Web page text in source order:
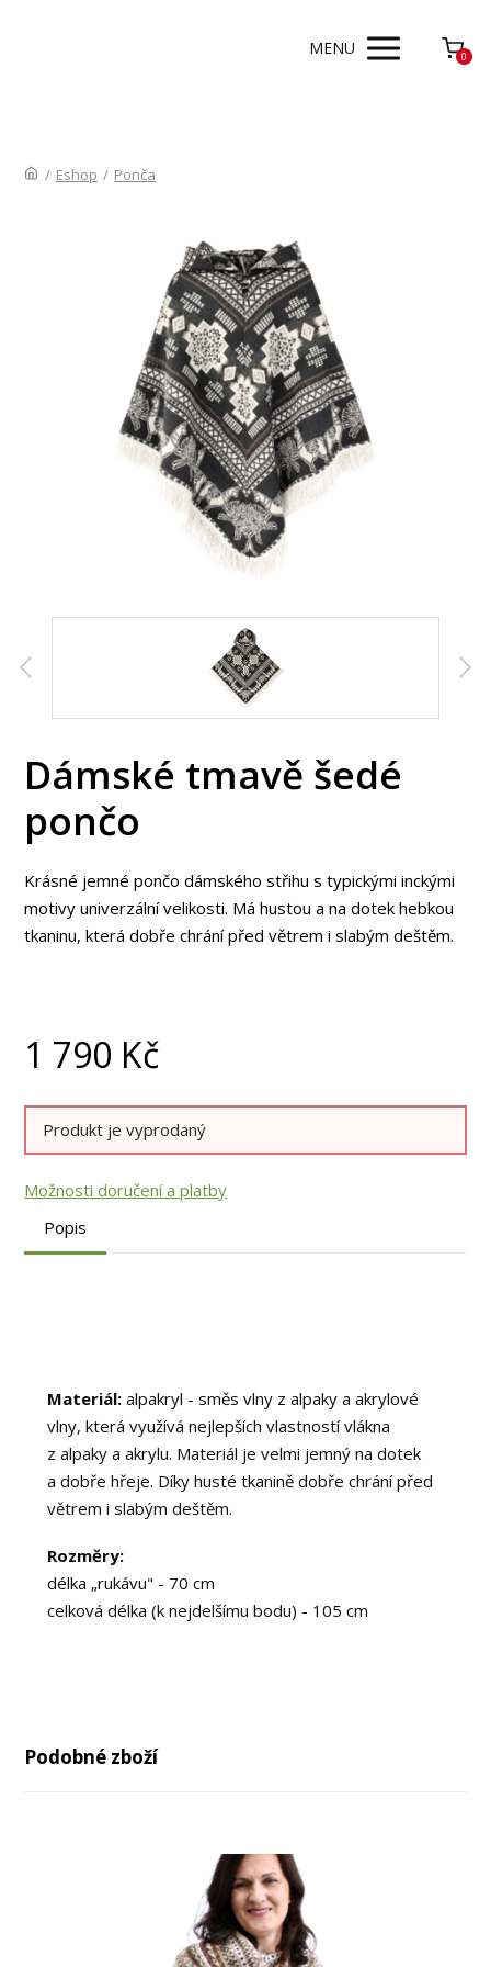
MENU 0
/ Eshop / Ponča
Dámské tmavě šedé
pončo
Krásné jemné pončo dámského střihu s typickými inckými
motivy univerzální velikosti. Má hustou a na dotek hebkou
tkaninu, která dobře chrání před větrem i slabým deštěm.
1 790 Kč
Produkt je vyprodaný
Možnosti doručení a platby
Popis
Materiál:alpakryl - směs vlny z alpaky a akrylové
vlny, která využívá nejlepších vlastností vlákna
z alpaky a akrylu. Materiál je velmi jemný na dotek
a dobře hřeje. Díky husté tkanině dobře chrání před
větrem i slabým deštěm.
Rozměry:
délka „rukávu" - 70 cm
celková délka (k nejdelšímu bodu) - 105 cm
Podobné zboží